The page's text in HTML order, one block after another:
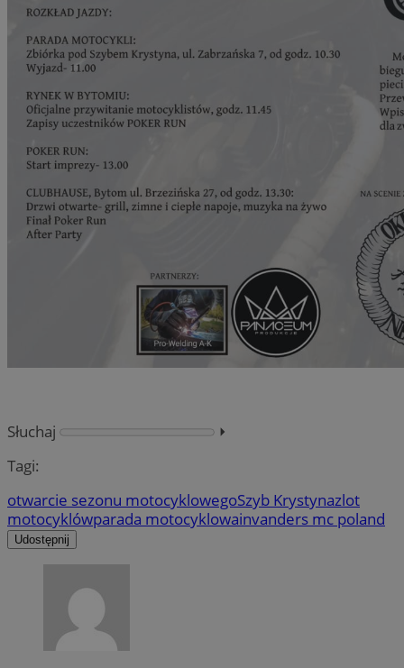
Słuchaj
⏵︎
Tagi:
otwarcie sezonu motocyklowegoSzyb Krystynazlot
motocyklówparada motocyklowainvanders mc poland
Udostępnij